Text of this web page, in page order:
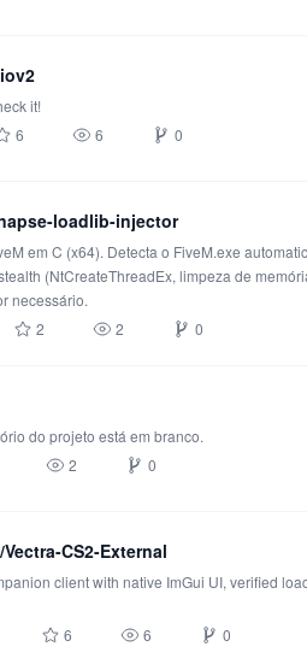
it!
6 6 0
loadlib-injector
em C (x64). Detecta o FiveM.exe
(NtCreateThreadEx, limpeza de
necessário.
2 2 0
do projeto está em branco.
2 0
CS2-External
client with native ImGui UI, verified
6 6 0